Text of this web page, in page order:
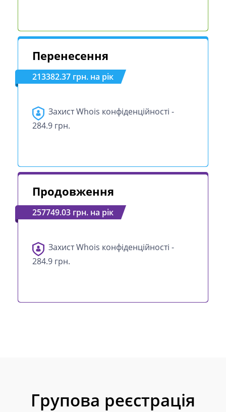
Перенесення
213382.37 грн. на рік
Захист Whois конфіденційності -
284.9 грн.
Продовження
257749.03 грн. на рік
Захист Whois конфіденційності -
284.9 грн.
Групова реєстрація